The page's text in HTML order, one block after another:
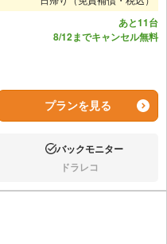
あと11台
8/12までキャンセル無料
プランを見る
あり:バックモニター
なし:ドラレコ